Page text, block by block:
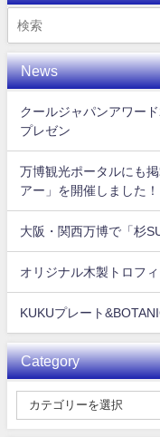
News
クールジャパンアワー
プレゼン
万博観光ポータルにも
アー」を開催しました！
大阪・関西万博で「杉
オリジナル木製トロフ
KUKUプレート
Category